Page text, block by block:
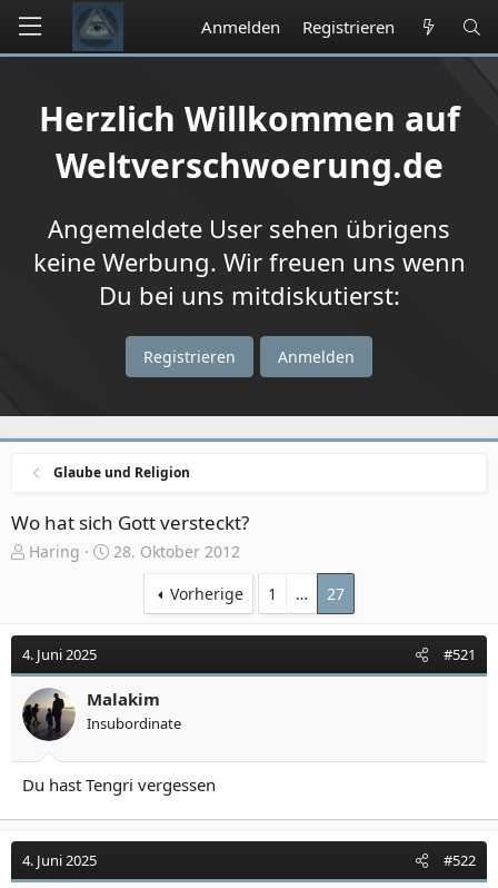
Anmelden Registrieren
Herzlich Willkommen auf
Weltverschwoerung.de
Angemeldete User sehen übrigens
keine Werbung. Wir freuen uns wenn
Du bei uns mitdiskutierst:
Registrieren Anmelden
Glaube und Religion
Wo hat sich Gott versteckt?
E
e
l
l
e
r
Haring
E
e
l
t
a
28. Oktober 2012
Vorherige
1 … 27
4. Juni 2025 #521
Malakim
Insubordinate
Du hast Tengri vergessen
4. Juni 2025 #522